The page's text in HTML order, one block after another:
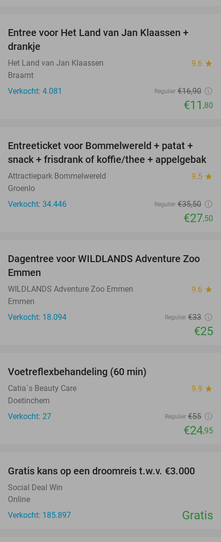
Entree voor Het Land van Jan Klaassen +
drankje
Het Land van Jan Klaassen 9.6 star
Braamt
Verkocht: 4.081
Regulier €16,90
€11 ,80
23%
Entreeticket voor Bommelwereld + patat +
snack + frisdrank of koffie/thee + appelgebak
Attractiepark Bommelwereld 9.5 star
Groenlo
Verkocht: 34.446
Regulier €35,50
€27,50
24%
Dagentree voor WILDLANDS Adventure Zoo
Emmen
WILDLANDS Adventure Zoo Emmen 9.6 star
Emmen
Verkocht: 18.094
Regulier €33
€25
Voetreflexbehandeling (60 min)
Catia´s Beauty Care 9.9 star
Doetinchem
Verkocht: 27
Regulier €55
€24,95
Gratis kans op een droomreis t.w.v. €3.000
Social Deal Win
Online
Verkocht: 185.897
Gratis